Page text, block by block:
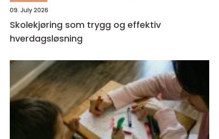
09. July 2026
Skolekjøring som trygg og effektiv
hverdagsløsning